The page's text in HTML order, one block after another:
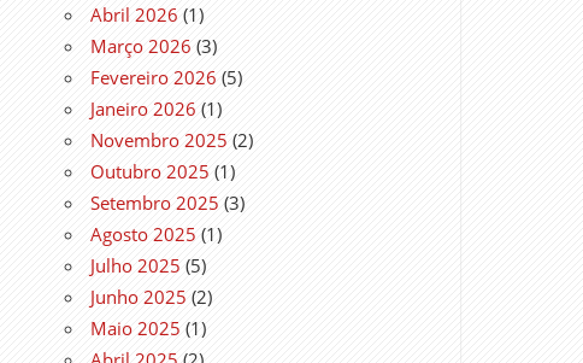
Abril 2026 (1)
Março 2026 (3)
Fevereiro 2026 (5)
Janeiro 2026 (1)
Novembro 2025 (2)
Outubro 2025 (1)
Setembro 2025 (3)
Agosto 2025 (1)
Julho 2025 (5)
Junho 2025 (2)
Maio 2025 (1)